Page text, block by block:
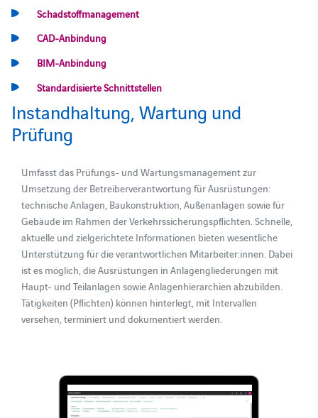
Schadstoffmanagement
CAD-Anbindung
BIM-Anbindung
Standardisierte Schnittstellen
Instandhaltung, Wartung und
Prüfung
Umfasst das Prüfungs- und Wartungsmanagement zur
Umsetzung der Betreiberverantwortung für Ausrüstungen:
technische Anlagen, Baukonstruktion, Außenanlagen sowie für
Gebäude im Rahmen der Verkehrssicherungspflichten. Schnelle,
aktuelle und zielgerichtete Informationen bieten wesentliche
Unterstützung für die verantwortlichen Mitarbeiter:innen. Dabei
ist es möglich, die Ausrüstungen in Anlagengliederungen mit
Haupt- und Teilanlagen sowie Anlagenhierarchien abzubilden.
Tätigkeiten (Pflichten) können hinterlegt, mit Intervallen
versehen, terminiert und dokumentiert werden.